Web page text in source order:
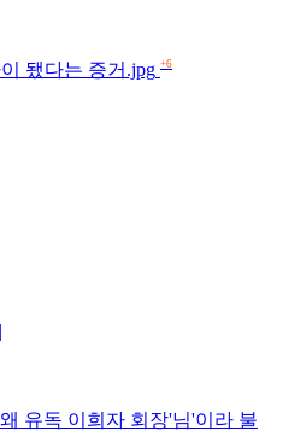
됐다는 증거.jpg +6
|
유독 이희자 회장'님'이라 불